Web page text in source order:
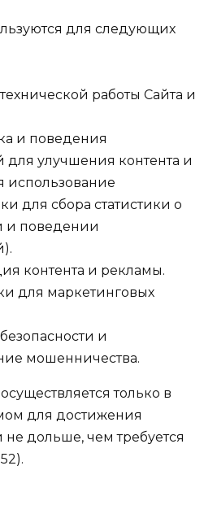
для следующих
работы Сайта и
и поведения
для улучшения контента и
использование
для сбора статистики о
и поведении
контента и рекламы.
для маркетинговых
и
мошенничества.
только в
для достижения
не дольше, чем требуется